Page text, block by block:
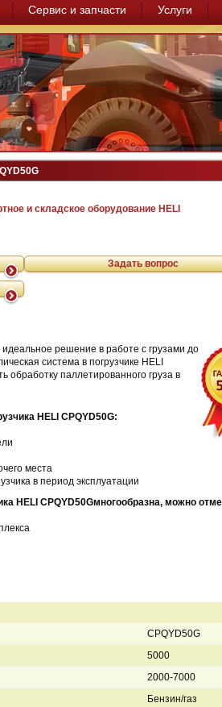
Сервис и запчасти Услуги
и складское оборудование HELI
Задать вопрос
идеальное решение в работе с грузами до
система в погрузчике HELI
обработку паллетированного груза в
HELI CPQYD50G:
места
в период эксплуатации
HELI CPQYD50Gмногообразна, можно
CPQYD50G
5000
2000-7000
Бензин/газ